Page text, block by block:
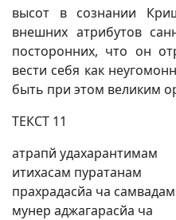
высот в сознании
внешних атрибутов
посторонних, что он
вести себя как
быть при этом великим
ТЕКСТ 11
атрапй удахарантимам
итихасам пуратанам
прахрадасйа ча самвадам
мунер аджагарасйа ча